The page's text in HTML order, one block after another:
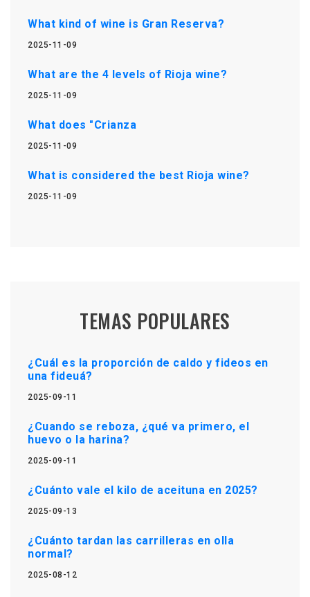
What kind of wine is Gran Reserva?
2025-11-09
What are the 4 levels of Rioja wine?
2025-11-09
What does "Crianza
2025-11-09
What is considered the best Rioja wine?
2025-11-09
TEMAS POPULARES
¿Cuál es la proporción de caldo y fideos en
una fideuá?
2025-09-11
¿Cuando se reboza, ¿qué va primero, el
huevo o la harina?
2025-09-11
¿Cuánto vale el kilo de aceituna en 2025?
2025-09-13
¿Cuánto tardan las carrilleras en olla
normal?
2025-08-12